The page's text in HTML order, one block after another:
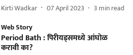
Kirti Wadkar 07 April 2023 3 min read
Web Story
Period Bath : पिरीयड्समध्ये आंघोळ
करावी का?